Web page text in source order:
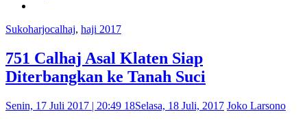
Sukoharjocalhaj, haji 2017
751 Calhaj Asal Klaten Siap
Diterbangkan ke Tanah Suci
Senin, 17 Juli 2017 | 20:49 18Selasa, 18 Juli, 2017 Joko Larsono